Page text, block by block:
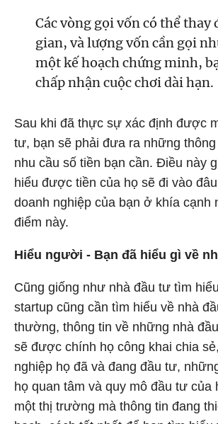
Các vòng gọi vốn có thể thay
gian, và lượng vốn cần gọi
một kế hoạch chứng minh,
chấp nhận cuộc chơi dài hạn.
Sau khi đã thực sự xác định được
tư, bạn sẽ phải đưa ra những
nhu cầu số tiền bạn cần. Điều này
hiểu được tiền của họ sẽ đi vào
doanh nghiệp của bạn ở khía cạnh
điểm này.
Hiểu người - Bạn đã hiểu gì về
Cũng giống như nhà đầu tư tìm
startup cũng cần tìm hiểu về nhà
thường, thông tin về những nhà
sẽ được chính họ công khai chia
nghiệp họ đã và đang đầu tư,
họ quan tâm và quy mô đầu tư của
một thị trường mà thông tin đang